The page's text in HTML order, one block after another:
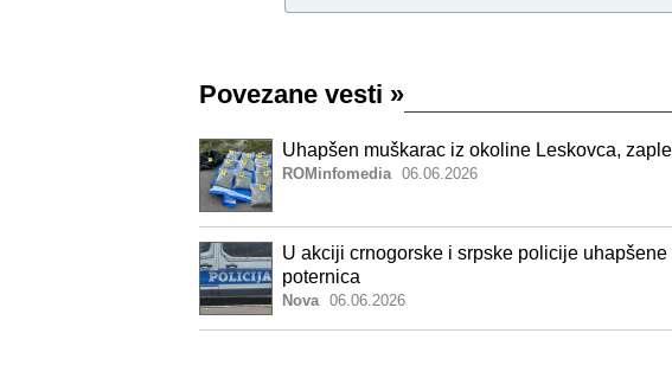
Povezane vesti »
Uhapšen muškarac iz okoline Leskovca,
ROMinfomedia 06.06.2026
U akciji crnogorske i srpske policije
poternica
Nova 06.06.2026